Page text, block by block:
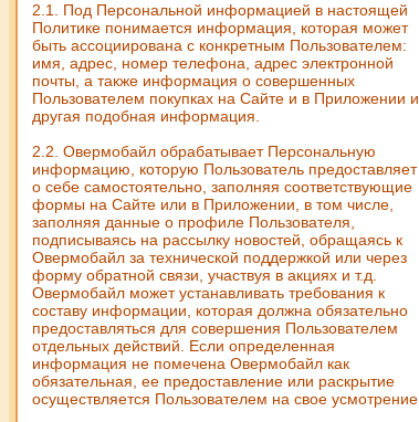
2.1. Под Персональной информацией в настоящей
Политике понимается информация, которая может
быть ассоциирована с конкретным Пользователем:
имя, адрес, номер телефона, адрес электронной
почты, а также информация о совершенных
Пользователем покупках на Сайте и в Приложении и
другая подобная информация.
2.2. Овермобайл обрабатывает Персональную
информацию, которую Пользователь предоставляет
о себе самостоятельно, заполняя соответствующие
формы на Сайте или в Приложении, в том числе,
заполняя данные о профиле Пользователя,
подписываясь на рассылку новостей, обращаясь к
Овермобайл за технической поддержкой или через
форму обратной связи, участвуя в акциях и т.д.
Овермобайл может устанавливать требования к
составу информации, которая должна обязательно
предоставляться для совершения Пользователем
отдельных действий. Если определенная
информация не помечена Овермобайл как
обязательная, ее предоставление или раскрытие
осуществляется Пользователем на свое усмотрение.